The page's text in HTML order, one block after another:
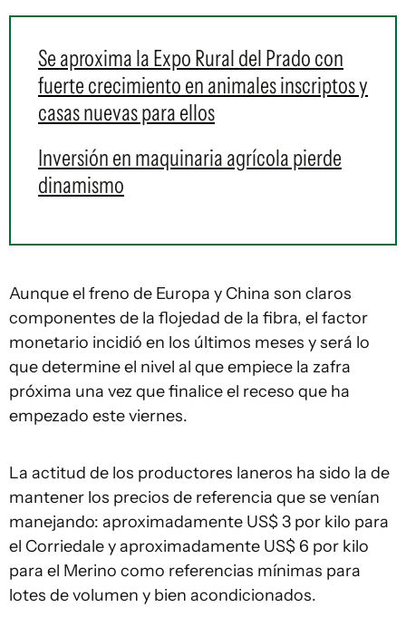
Se aproxima la Expo Rural del Prado con
fuerte crecimiento en animales inscriptos y
casas nuevas para ellos
Inversión en maquinaria agrícola pierde
dinamismo
Aunque el freno de Europa y China son claros
componentes de la flojedad de la fibra, el factor
monetario incidió en los últimos meses y será lo
que determine el nivel al que empiece la zafra
próxima una vez que finalice el receso que ha
empezado este viernes.
La actitud de los productores laneros ha sido la de
mantener los precios de referencia que se venían
manejando: aproximadamente US$ 3 por kilo para
el Corriedale y aproximadamente US$ 6 por kilo
para el Merino como referencias mínimas para
lotes de volumen y bien acondicionados.